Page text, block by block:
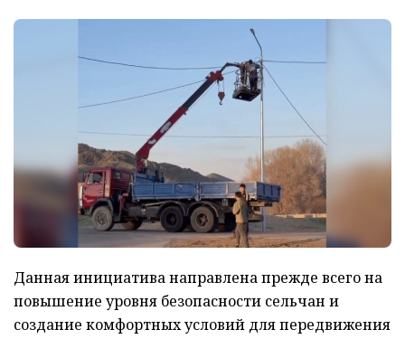
Данная инициатива направлена прежде всего на
повышение уровня безопасности сельчан и
создание комфортных условий для передвижения